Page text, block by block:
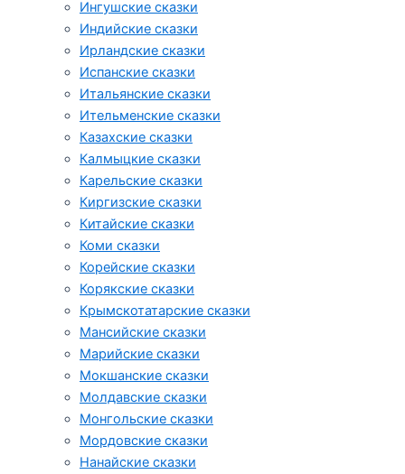
Ингушские сказки
Индийские сказки
Ирландские сказки
Испанские сказки
Итальянские сказки
Ительменские сказки
Казахские сказки
Калмыцкие сказки
Карельские сказки
Киргизские сказки
Китайские сказки
Коми сказки
Корейские сказки
Корякские сказки
Крымскотатарские сказки
Мансийские сказки
Марийские сказки
Мокшанские сказки
Молдавские сказки
Монгольские сказки
Мордовские сказки
Нанайские сказки